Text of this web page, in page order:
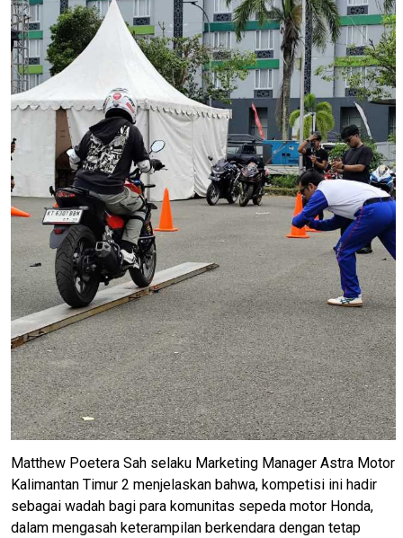
Matthew Poetera Sah selaku Marketing Manager Astra Motor
Kalimantan Timur 2 menjelaskan bahwa, kompetisi ini hadir
sebagai wadah bagi para komunitas sepeda motor Honda,
dalam mengasah keterampilan berkendara dengan tetap